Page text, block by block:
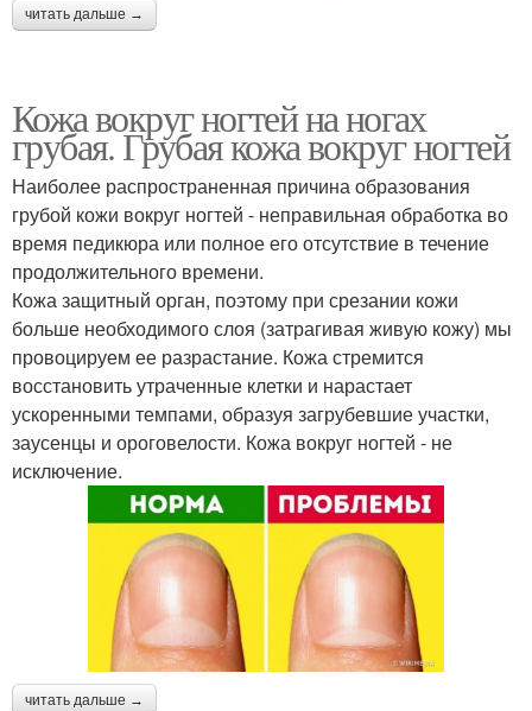
читать дальше →
Кожа вокруг ногтей на ногах
грубая. Грубая кожа вокруг ногтей
Наиболее распространенная причина образования
грубой кожи вокруг ногтей - неправильная обработка во
время педикюра или полное его отсутствие в течение
продолжительного времени.
Кожа защитный орган, поэтому при срезании кожи
больше необходимого слоя (затрагивая живую кожу) мы
провоцируем ее разрастание. Кожа стремится
восстановить утраченные клетки и нарастает
ускоренными темпами, образуя загрубевшие участки,
заусенцы и ороговелости. Кожа вокруг ногтей - не
исключение.
читать дальше →